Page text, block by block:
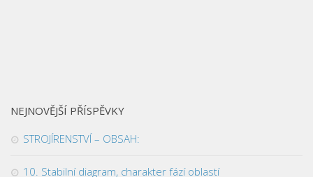
NEJNOVĚJŠÍ PŘÍSPĚVKY
STROJÍRENSTVÍ – OBSAH:
10. Stabilní diagram, charakter fází oblastí